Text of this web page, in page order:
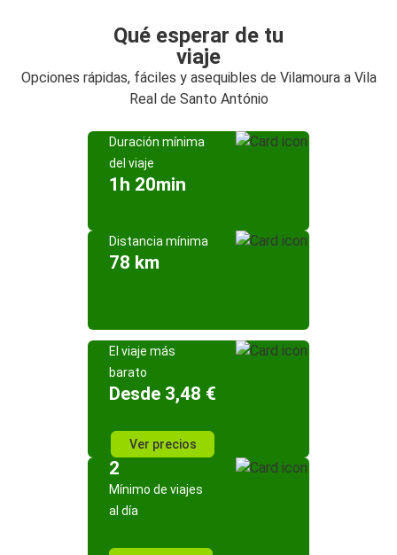
Qué esperar de tu
viaje
Opciones rápidas, fáciles y asequibles de Vilamoura a Vila
Real de Santo António
Duración mínima
del viaje
1h 20min
Distancia mínima
78 km
El viaje más
barato
Desde 3,48 €
Ver precios
2
Mínimo de viajes
al día